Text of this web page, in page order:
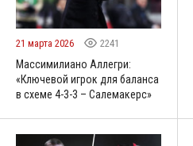
21 марта 2026 2241
Массимилиано Аллегри:
«Ключевой игрок для баланса
в схеме 4-3-3 – Салемакерс»